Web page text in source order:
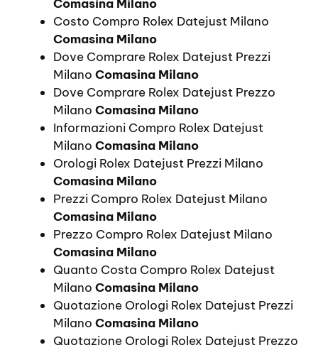
Comasina Milano
Costo Compro Rolex Datejust Milano
Comasina Milano
Dove Comprare Rolex Datejust Prezzi
Milano Comasina Milano
Dove Comprare Rolex Datejust Prezzo
Milano Comasina Milano
Informazioni Compro Rolex Datejust
Milano Comasina Milano
Orologi Rolex Datejust Prezzi Milano
Comasina Milano
Prezzi Compro Rolex Datejust Milano
Comasina Milano
Prezzo Compro Rolex Datejust Milano
Comasina Milano
Quanto Costa Compro Rolex Datejust
Milano Comasina Milano
Quotazione Orologi Rolex Datejust Prezzi
Milano Comasina Milano
Quotazione Orologi Rolex Datejust Prezzo